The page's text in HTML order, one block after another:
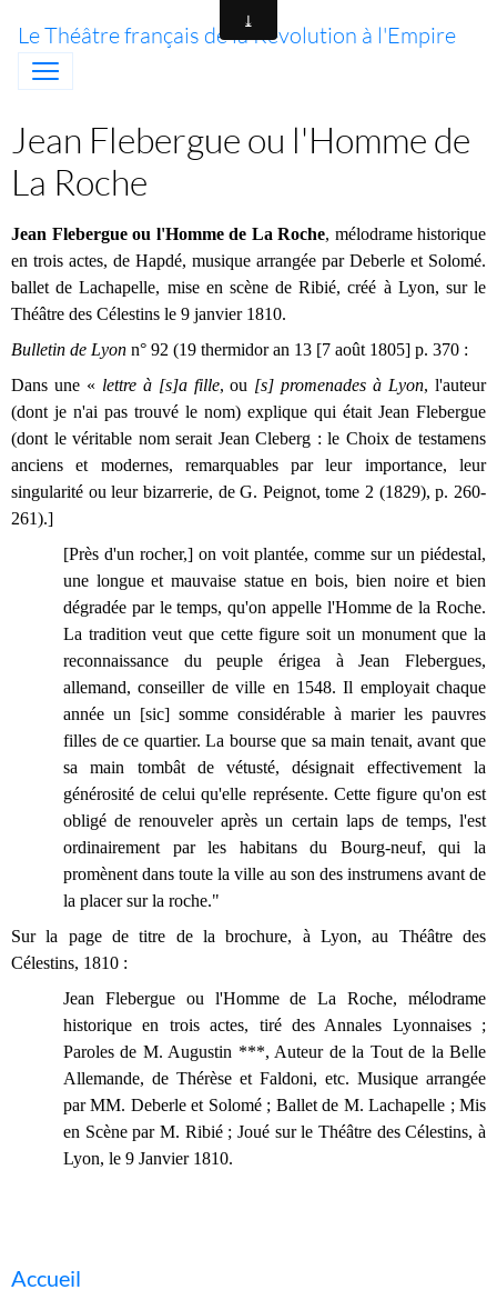
Le Théâtre français de la Révolution à l'Empire
Jean Flebergue ou l'Homme de
La Roche
Jean Flebergue ou l'Homme de La Roche, mélodrame historique
en trois actes, de Hapdé, musique arrangée par Deberle et Solomé.
ballet de Lachapelle, mise en scène de Ribié, créé à Lyon, sur le
Théâtre des Célestins le 9 janvier 1810.
Bulletin de Lyon n° 92 (19 thermidor an 13 [7 août 1805] p. 370 :
Dans une « lettre à [s]a fille, ou [s] promenades à Lyon, l'auteur
(dont je n'ai pas trouvé le nom) explique qui était Jean Flebergue
(dont le véritable nom serait Jean Cleberg : le Choix de testamens
anciens et modernes, remarquables par leur importance, leur
singularité ou leur bizarrerie, de G. Peignot, tome 2 (1829), p. 260-
261).]
[Près d'un rocher,] on voit plantée, comme sur un piédestal,
une longue et mauvaise statue en bois, bien noire et bien
dégradée par le temps, qu'on appelle l'Homme de la Roche.
La tradition veut que cette figure soit un monument que la
reconnaissance du peuple érigea à Jean Flebergues,
allemand, conseiller de ville en 1548. Il employait chaque
année un [sic] somme considérable à marier les pauvres
filles de ce quartier. La bourse que sa main tenait, avant que
sa main tombât de vétusté, désignait effectivement la
générosité de celui qu'elle représente. Cette figure qu'on est
obligé de renouveler après un certain laps de temps, l'est
ordinairement par les habitans du Bourg-neuf, qui la
promènent dans toute la ville au son des instrumens avant de
la placer sur la roche."
Sur la page de titre de la brochure, à Lyon, au Théâtre des
Célestins, 1810 :
Jean Flebergue ou l'Homme de La Roche, mélodrame
historique en trois actes, tiré des Annales Lyonnaises ;
Paroles de M. Augustin ***, Auteur de la Tout de la Belle
Allemande, de Thérèse et Faldoni, etc. Musique arrangée
par MM. Deberle et Solomé ; Ballet de M. Lachapelle ; Mis
en Scène par M. Ribié ; Joué sur le Théâtre des Célestins, à
Lyon, le 9 Janvier 1810.
Accueil